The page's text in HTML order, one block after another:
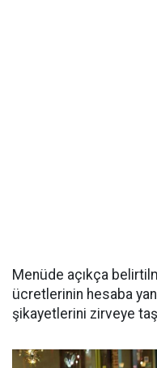
Menüde açıkça
ücretlerinin hesaba
şikayetlerini zirveye